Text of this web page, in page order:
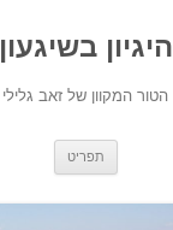
היגיון בשיגעון
הטור המקוון של זאב גלילי
תפריט